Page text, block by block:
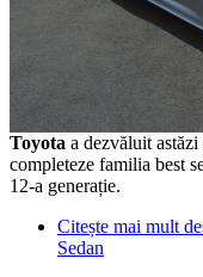
Toyota a dezvăluit astăzi
completeze familia best
12-a generație.
Citește mai mult
Sedan